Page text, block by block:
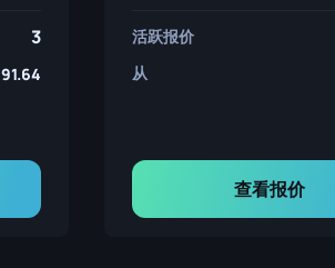
3
91.64
活跃报价
从
查看报价